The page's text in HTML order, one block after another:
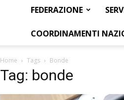
FEDERAZIONE
COORDINAMENTI
Home Tags Bonde
Tag: bonde